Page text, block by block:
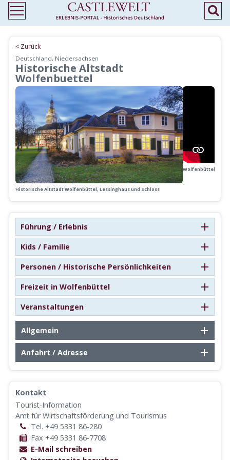
< Zurück
Deutschland, Niedersachsen
Historische Altstadt
Wolfenbuettel
Historische Altstadt Wolfenbüttel, Lessinghaus und Schloss
Wolfenbüttel-App
Führung / Erlebnis
Kids / Familie
Personen / Historische Persönlichkeiten
Freizeit in Wolfenbüttel
Veranstaltungen
Allgemein
Anfahrt / Adresse
Kontakt
Tourist-Information
Amt für Wirtschaftsförderung und Tourismus
Tel. +49 5331 86-280
Fax +49 5331 86-7708
E-Mail schreiben